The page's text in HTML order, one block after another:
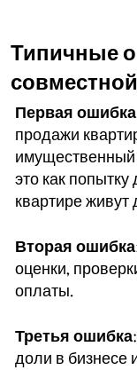
Типичные
Первая ошибка
продажи
имущественный
это как
квартире живут
Вторая ошибка
оценки,
оплаты.
Третья ошибка
доли в бизнесе